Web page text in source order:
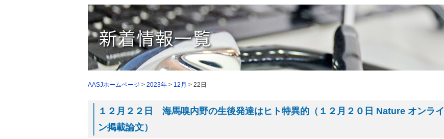
AASJホームページ > 2023年 > 12月 > 22日
１２月２２日 海馬嗅内野の生後発達はヒト特異的（１２月２０日 Nature オンライ
ン掲載論文）